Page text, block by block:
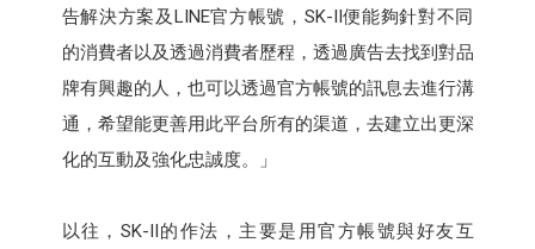
告解決方案及LINE官方帳號，SK-II便能夠針對不同
的消費者以及透過消費者歷程，透過廣告去找到對品
牌有興趣的人，也可以透過官方帳號的訊息去進行溝
通，希望能更善用此平台所有的渠道，去建立出更深
化的互動及強化忠誠度。」
以往，SK-II的作法，主要是用官方帳號與好友互